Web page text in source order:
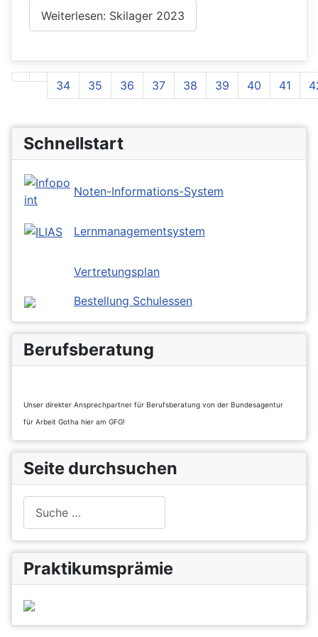
Weiterlesen: Skilager 2023
Seite 43 von 43
34 35 36 37 38 39 40 41
Schnellstart
Noten-Informations-System
Lernmanagementsystem
Vertretungsplan
Bestellung Schulessen
Berufsberatung
Unser direkter Ansprechpartner für Berufsberatung von der Bundesagentur
für Arbeit Gotha hier am GFG!
Seite durchsuchen
Praktikumsprämie